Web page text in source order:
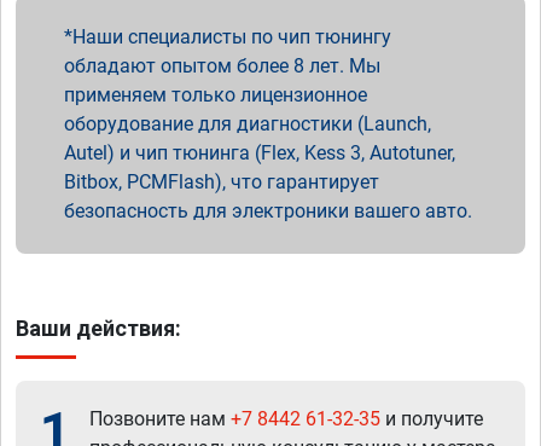
Наши специалисты по чип тюнингу
обладают опытом более 8 лет. Мы
применяем только лицензионное
оборудование для диагностики (Launch,
Autel) и чип тюнинга (Flex, Kess 3, Autotuner,
Bitbox, PCMFlash), что гарантирует
безопасность для электроники вашего авто.
Ваши действия:
1 Позвоните нам +7 8442 61-32-35 и получите